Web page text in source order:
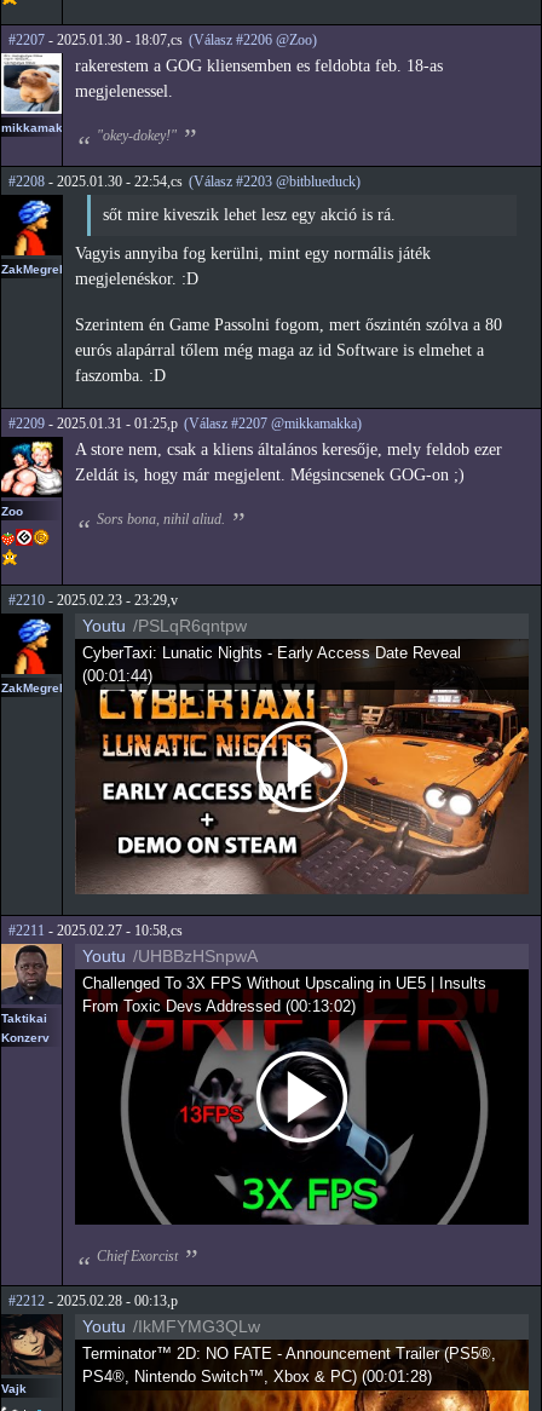
#2207 - 2025.01.30 - 18:07,cs (Válasz #2206 @Zoo)
mikkamakka
rakerestem a GOG kliensemben es feldobta feb. 18-as
megjelenessel.
"okey-dokey!"
#2208 - 2025.01.30 - 22:54,cs (Válasz #2203 @bitblueduck)
ZakMegrekken
sőt mire kiveszik lehet lesz egy akció is rá.
Vagyis annyiba fog kerülni, mint egy normális játék
megjelenéskor. :D
Szerintem én Game Passolni fogom, mert őszintén szólva a 80
eurós alapárral tőlem még maga az id Software is elmehet a
faszomba. :D
#2209 - 2025.01.31 - 01:25,p (Válasz #2207 @mikkamakka)
Zoo
A store nem, csak a kliens általános keresője, mely feldob ezer
Zeldát is, hogy már megjelent. Mégsincsenek GOG-on ;)
Sors bona, nihil aliud.
#2210 - 2025.02.23 - 23:29,v
ZakMegrekken
Youtu /PSLqR6qntpw
CyberTaxi: Lunatic Nights - Early Access Date Reveal
(00:01:44)
#2211 - 2025.02.27 - 10:58,cs
Taktikai
Konzerv
Youtu /UHBBzHSnpwA
Challenged To 3X FPS Without Upscaling in UE5 | Insults
From Toxic Devs Addressed (00:13:02)
Chief Exorcist
#2212 - 2025.02.28 - 00:13,p
Vajk
Youtu /IkMFYMG3QLw
Terminator™ 2D: NO FATE - Announcement Trailer (PS5®,
PS4®, Nintendo Switch™, Xbox & PC) (00:01:28)